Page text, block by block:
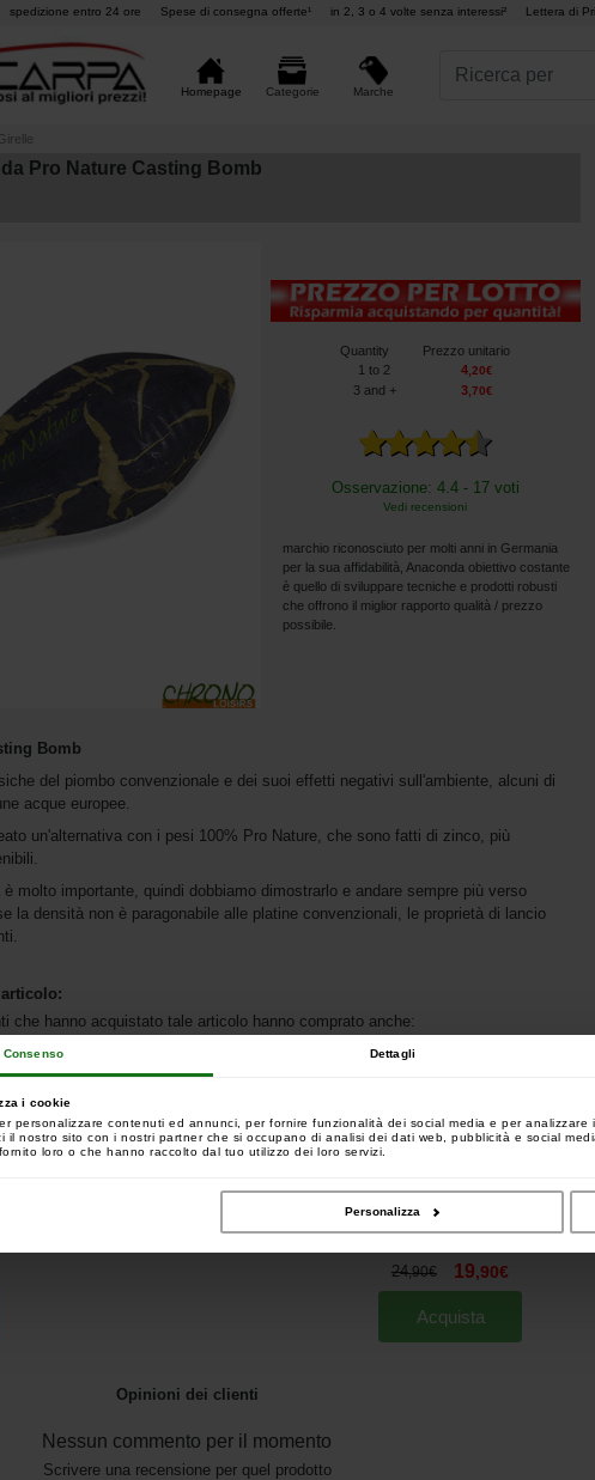
Consenso Dettagli
i cookie
personalizzare contenuti ed annunci, per fornire funzionalità dei social media e per
il nostro sito con i nostri partner che si occupano di analisi dei dati web, pubblicità e social
loro o che hanno raccolto dal tuo utilizzo dei loro servizi.
Personalizza
spedizione entro 24 ore Spese di consegna offerte¹ in 2, 3 o 4 volte senza interessi² Lettera di
Homepage Categorie Marche
Pro Nature Casting Bomb
Quantity
Prezzo unitario
1 to 2 4,20€
3 and + 3,70€
Osservazione: 4.4 - 17 voti
Vedi recensioni
marchio riconosciuto per molti anni in Germania
per la sua affidabilità, Anaconda obiettivo costante
è quello di sviluppare tecniche e prodotti robusti
che offrono il miglior rapporto qualità / prezzo
possibile.
Bomb
del piombo convenzionale e dei suoi effetti negativi sull'ambiente, alcuni di
acque europee.
un'alternativa con i pesi 100% Pro Nature, che sono fatti di zinco, più
molto importante, quindi dobbiamo dimostrarlo e andare sempre più verso
la densità non è paragonabile alle platine convenzionali, le proprietà di lancio
che hanno acquistato tale articolo hanno comprato anche:
24,90€ 19,90€
Acquista
Opinioni dei clienti
Nessun commento per il momento
Scrivere una recensione per quel prodotto